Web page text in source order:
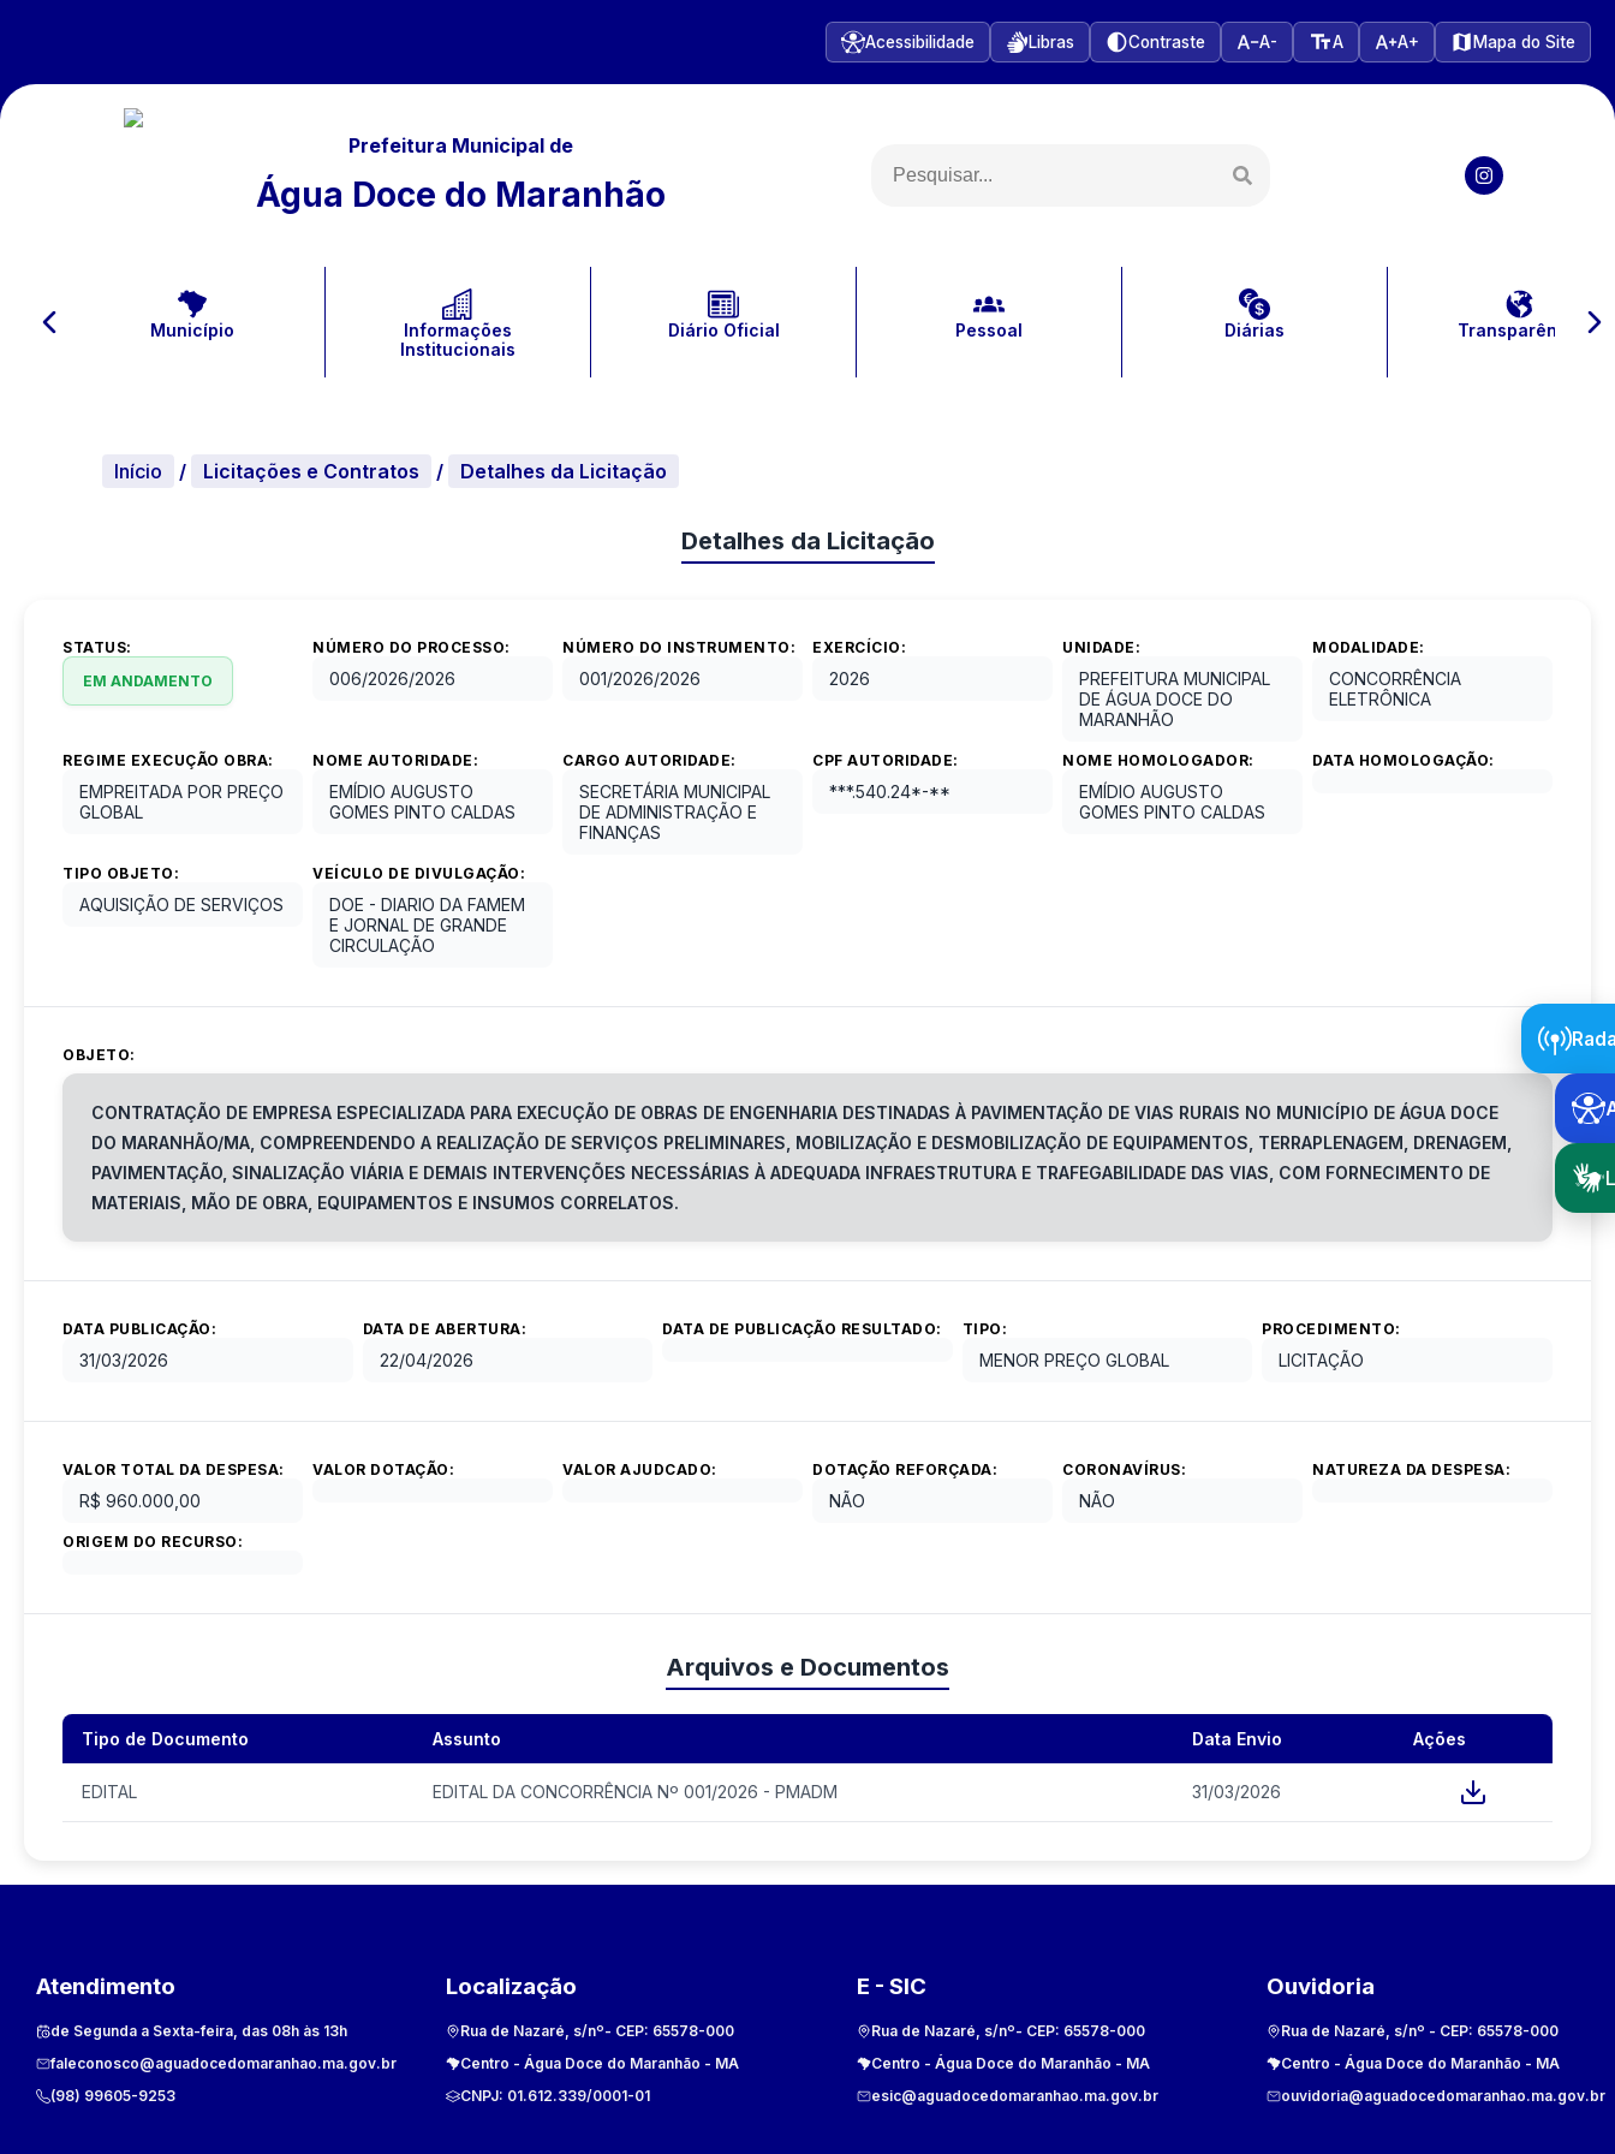
Acessibilidade Libras Contraste A- A A+ Mapa do Site
Prefeitura Municipal de
Água Doce do Maranhão
Município
Informações
Institucionais
Diário Oficial Pessoal Diárias Transparência
Início / Licitações e Contratos / Detalhes da Licitação
Detalhes da Licitação
STATUS:
EM ANDAMENTO
NÚMERO DO PROCESSO:
006/2026/2026
NÚMERO DO INSTRUMENTO:
001/2026/2026
EXERCÍCIO:
2026
UNIDADE:
PREFEITURA MUNICIPAL
DE ÁGUA DOCE DO
MARANHÃO
MODALIDADE:
CONCORRÊNCIA
ELETRÔNICA
REGIME EXECUÇÃO OBRA:
EMPREITADA POR PREÇO
GLOBAL
NOME AUTORIDADE:
EMÍDIO AUGUSTO
GOMES PINTO CALDAS
CARGO AUTORIDADE:
SECRETÁRIA MUNICIPAL
DE ADMINISTRAÇÃO E
FINANÇAS
CPF AUTORIDADE:
***.540.24*-**
NOME HOMOLOGADOR:
EMÍDIO AUGUSTO
GOMES PINTO CALDAS
DATA HOMOLOGAÇÃO:
TIPO OBJETO:
AQUISIÇÃO DE SERVIÇOS
VEÍCULO DE DIVULGAÇÃO:
DOE - DIARIO DA FAMEM
E JORNAL DE GRANDE
CIRCULAÇÃO
OBJETO:
CONTRATAÇÃO DE EMPRESA ESPECIALIZADA PARA EXECUÇÃO DE OBRAS DE ENGENHARIA DESTINADAS À PAVIMENTAÇÃO DE VIAS RURAIS NO MUNICÍPIO DE ÁGUA DOCE
DO MARANHÃO/MA, COMPREENDENDO A REALIZAÇÃO DE SERVIÇOS PRELIMINARES, MOBILIZAÇÃO E DESMOBILIZAÇÃO DE EQUIPAMENTOS, TERRAPLENAGEM, DRENAGEM,
PAVIMENTAÇÃO, SINALIZAÇÃO VIÁRIA E DEMAIS INTERVENÇÕES NECESSÁRIAS À ADEQUADA INFRAESTRUTURA E TRAFEGABILIDADE DAS VIAS, COM FORNECIMENTO DE
MATERIAIS, MÃO DE OBRA, EQUIPAMENTOS E INSUMOS CORRELATOS.
DATA PUBLICAÇÃO:
31/03/2026
DATA DE ABERTURA:
22/04/2026
DATA DE PUBLICAÇÃO RESULTADO: TIPO:
MENOR PREÇO GLOBAL
PROCEDIMENTO:
LICITAÇÃO
VALOR TOTAL DA DESPESA:
R$ 960.000,00
VALOR DOTAÇÃO: VALOR AJUDCADO: DOTAÇÃO REFORÇADA:
NÃO
CORONAVÍRUS:
NÃO
NATUREZA DA DESPESA:
ORIGEM DO RECURSO:
Arquivos e Documentos
Tipo de Documento Assunto Data Envio Ações
EDITAL EDITAL DA CONCORRÊNCIA Nº 001/2026 - PMADM 31/03/2026
Atendimento
de Segunda a Sexta-feira, das 08h às 13h
faleconosco@aguadocedomaranhao.ma.gov.br
(98) 99605-9253
Localização
Rua de Nazaré, s/nº- CEP: 65578-000
Centro -Água Doce do Maranhão - MA
CNPJ: 01.612.339/0001-01
E - SIC
Rua de Nazaré, s/nº- CEP: 65578-000
Centro - Água Doce do Maranhão - MA
esic@aguadocedomaranhao.ma.gov.br
Ouvidoria
Rua de Nazaré, s/nº - CEP: 65578-000
Centro - Água Doce do Maranhão - MA
ouvidoria@aguadocedomaranhao.ma.gov.br